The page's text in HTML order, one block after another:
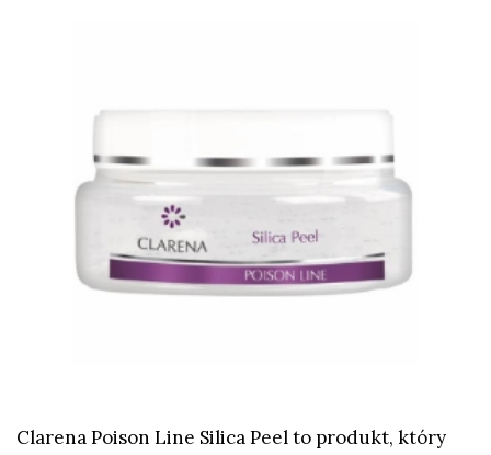
Clarena Poison Line Silica Peel to produkt, który